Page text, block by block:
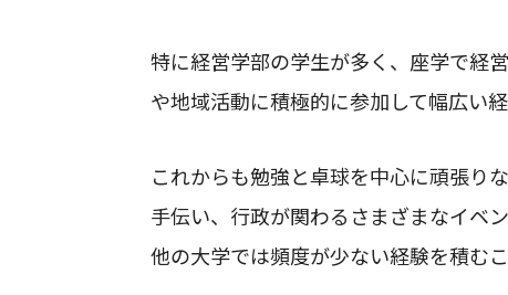
特に経営学部の学生が多く、座学で経
や地域活動に積極的に参加して幅広い
これからも勉強と卓球を中心に頑張り
手伝い、行政が関わるさまざまなイベ
他の大学では頻度が少ない経験を積む